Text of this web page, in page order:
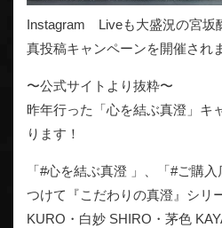
Instagram Liveも大盛況の宮坂
真投稿キャンペーンを開催され
〜公式サイトより抜粋〜
昨年行った「心を結ぶ真澄」キ
ります！
「#心を結ぶ真澄 」、「#ご購
つけて『こだわりの真澄』シリ
KURO・白妙 SHIRO・茅色